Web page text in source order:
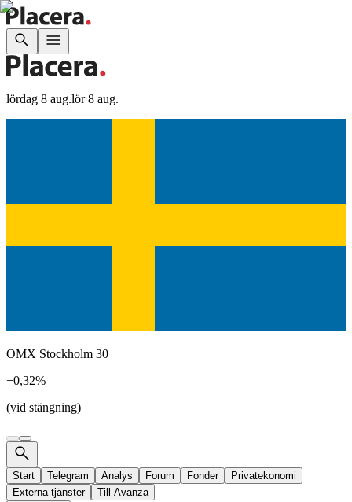
lördag 8 aug.lör 8 aug.
OMX Stockholm 30
−0,32%
(vid stängning)
Start Telegram Analys Forum Fonder
Privatekonomi
Externa tjänster
Till Avanza